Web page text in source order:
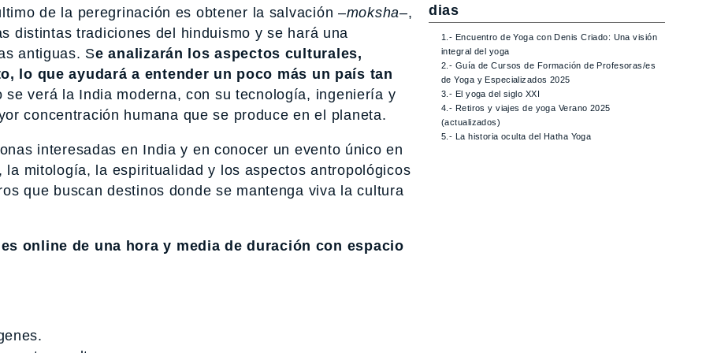
de la peregrinación es obtener la salvación –moksha–,
distintas tradiciones del hinduismo y se hará una
antiguas. Se analizarán los aspectos culturales,
lo que ayudará a entender un poco más un país tan
se verá la India moderna, con su tecnología, ingeniería y
concentración humana que se produce en el planeta.
interesadas en India y en conocer un evento único en
mitología, la espiritualidad y los aspectos antropológicos
que buscan destinos donde se mantenga viva la cultura
online de una hora y media de duración con espacio
dias
1.- Encuentro de Yoga con Denis Criado: Una visión
integral del yoga
2.- Guía de Cursos de Formación de Profesoras/es
de Yoga y Especializados 2025
3.- El yoga del siglo XXI
4.- Retiros y viajes de yoga Verano 2025
(actualizados)
5.- La historia oculta del Hatha Yoga